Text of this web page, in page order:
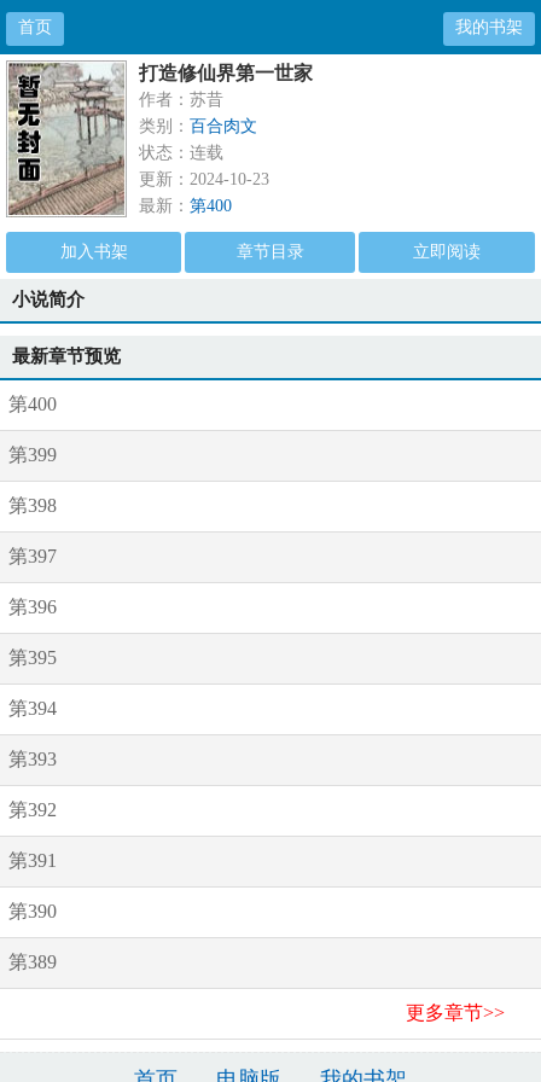
首页 我的书架
打造修仙界第一世家
作者：苏昔
类别： 百合肉文
状态：连载
更新：2024-10-23
最新： 第400
加入书架 章节目录 立即阅读
小说简介
最新章节预览
第400
第399
第398
第397
第396
第395
第394
第393
第392
第391
第390
第389
更多章节>>